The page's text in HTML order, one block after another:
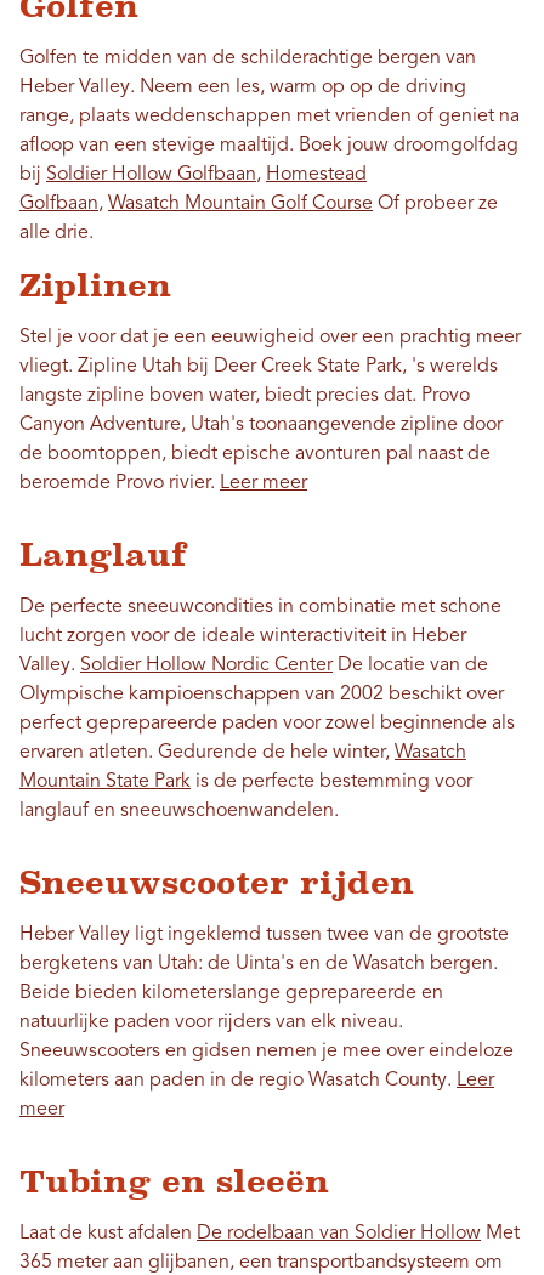
Golfen te midden van de schilderachtige bergen van
Heber Valley. Neem een ​​les, warm op op de driving
range, plaats weddenschappen met vrienden of geniet na
afloop van een stevige maaltijd. Boek jouw droomgolfdag
bij Soldier Hollow Golfbaan, Homestead
Golfbaan, Wasatch Mountain Golf Course Of probeer ze
alle drie.
Ziplinen
Stel je voor dat je een eeuwigheid over een prachtig meer
vliegt. Zipline Utah bij Deer Creek State Park, 's werelds
langste zipline boven water, biedt precies dat. Provo
Canyon Adventure, Utah's toonaangevende zipline door
de boomtoppen, biedt epische avonturen pal naast de
beroemde Provo rivier. Leer meer
Langlauf
De perfecte sneeuwcondities in combinatie met schone
lucht zorgen voor de ideale winteractiviteit in Heber
Valley. Soldier Hollow Nordic CenterDe locatie van de
Olympische kampioenschappen van 2002 beschikt over
perfect geprepareerde paden voor zowel beginnende als
ervaren atleten. Gedurende de hele winter, Wasatch
Mountain State Park is de perfecte bestemming voor
langlauf en sneeuwschoenwandelen.
Sneeuwscooter rijden
Heber Valley ligt ingeklemd tussen twee van de grootste
bergketens van Utah: de Uinta's en de Wasatch bergen.
Beide bieden kilometerslange geprepareerde en
natuurlijke paden voor rijders van elk niveau.
Sneeuwscooters en gidsen nemen je mee over eindeloze
kilometers aan paden in de regio Wasatch County. Leer
meer
Tubing en sleeën
Laat de kust afdalen De rodelbaan van Soldier Hollow Met
365 meter aan glijbanen, een transportbandsysteem om